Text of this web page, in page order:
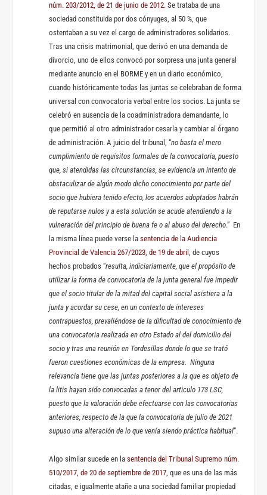
núm. 203/2012, de 21 de junio de 2012. Se trataba de una
sociedad constituida por dos cónyuges, al 50 %, que
ostentaban a su vez el cargo de administradores solidarios.
Tras una crisis matrimonial, que derivó en una demanda de
divorcio, uno de ellos convocó por sorpresa una junta general
mediante anuncio en el BORME y en un diario económico,
cuando históricamente todas las juntas se celebraban de forma
universal con convocatoria verbal entre los socios. La junta se
celebró en ausencia de la coadministradora demandante, lo
que permitió al otro administrador cesarla y cambiar al órgano
de administración. A juicio del tribunal, “no basta el mero
cumplimiento de requisitos formales de la convocatoria, puesto
que, si atendidas las circunstancias, se evidencia un intento de
obstaculizar de algún modo dicho conocimiento por parte del
socio que hubiera tenido efecto, los acuerdos adoptados habrán
de reputarse nulos y a esta solución se acude atendiendo a la
vulneración del principio de buena fe o al abuso del derecho.” En
la misma línea puede verse lasentencia de la Audiencia
Provincial de Valencia 267/2023, de 19 de abril, de cuyos
hechos probados “resulta, indiciariamente, que el propósito de
utilizar la forma de convocatoria de la junta general fue impedir
que el socio titular de la mitad del capital social asistiera a la
junta y acordar su cese, en un contexto de intereses
contrapuestos, prevaliéndose de la dificultad de conocimiento de
una convocatoria realizada en otro Estado al del domicilio del
socio y tras una reunión en Tordesillas donde lo que se trató
fueron cuestiones económicas de la empresa. Ninguna
relevancia tiene que las juntas posteriores a la que es objeto de
la litis hayan sido convocadas a tenor del articulo 173 LSC,
puesto que la valoración debe efectuarse con las convocatorias
anteriores, respecto de la que la convocatoria de julio de 2021
supuso una alteración de lo que venía siendo práctica habitual”.
Algo similar sucede en lasentencia del Tribunal Supremo núm.
510/2017, de 20 de septiembre de 2017, que es una de las más
citadas, e igualmente atañe a una sociedad familiar propiedad